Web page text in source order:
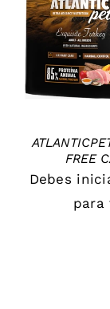
FREE
Debes
para